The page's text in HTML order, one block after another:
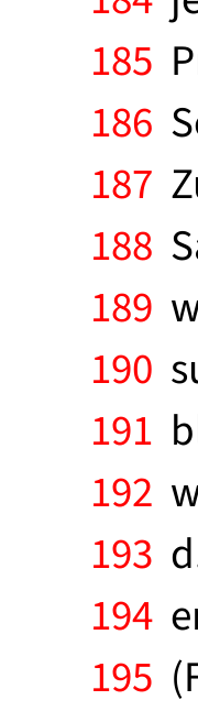
185
186
187
188
189
190
191
192
193
194
195